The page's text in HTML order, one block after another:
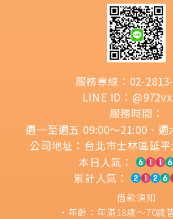
服務專線：02-
LINE ID：
服務時間：
週一至週五 09:00～21:00、週
公司地址：台北市士林區延
本日人氣：
累計人氣：
借款須知
‧年齡：年滿18歲～70歲